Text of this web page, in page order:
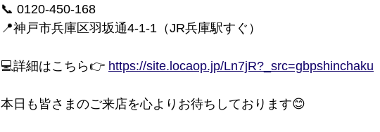
📞 0120-450-168
📍神戸市兵庫区羽坂通4-1-1（JR兵庫駅すぐ）
💻詳細はこちら👉 https://site.locaop.jp/Ln7jR?_src=gbpshinchaku
本日も皆さまのご来店を心よりお待ちしております😊